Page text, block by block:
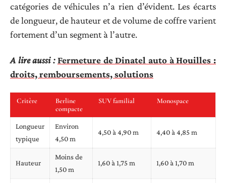
catégories de véhicules n’a rien d’évident. Les écarts
de longueur, de hauteur et de volume de coffre varient
fortement d’un segment à l’autre.
A lire aussi : Fermeture de Dinatel auto à Houilles :
droits, remboursements, solutions
Critère
Berline
compacte
SUV familial Monospace
Longueur
typique
Environ
4,50 m
4,50 à 4,90 m 4,40 à 4,85 m
Hauteur
Moins de
1,50 m
1,60 à 1,75 m 1,60 à 1,70 m